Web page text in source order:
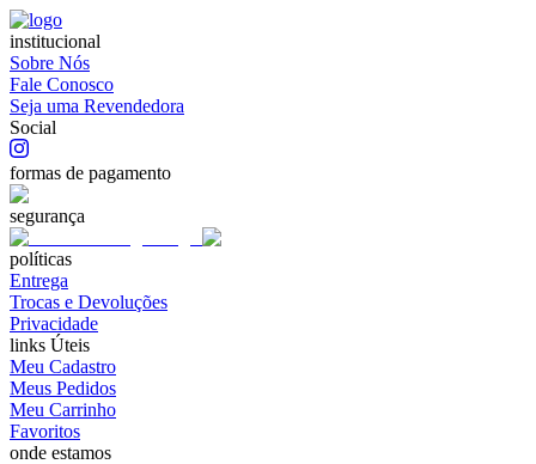
institucional
Sobre Nós
Fale Conosco
Seja uma Revendedora
Social
formas de pagamento
segurança
políticas
Entrega
Trocas e Devoluções
Privacidade
links Úteis
Meu Cadastro
Meus Pedidos
Meu Carrinho
Favoritos
onde estamos